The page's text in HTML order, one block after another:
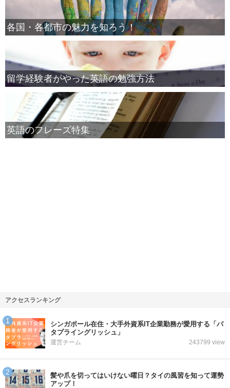
各国・各都市の魅力を知ろう！
留学経験者がやった英語の勉強方法
英語のフレーズ特集
アクセスランキング
シンガポール在住・大手外資系IT企業勤務が愛用する「パ
タプライングリッシュ」
運営チーム 243799 view
髪や爪を切ってはいけない曜日？タイの風習を知って運勢
アップ！